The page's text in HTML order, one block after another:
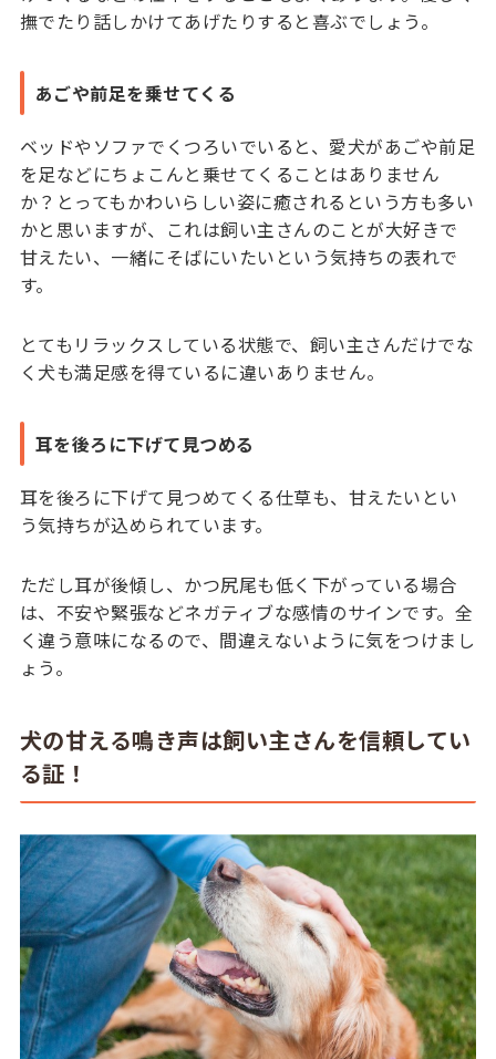
撫でたり話しかけてあげたりすると喜ぶでしょう。
あごや前足を乗せてくる
ベッドやソファでくつろいでいると、愛犬があごや前足
を足などにちょこんと乗せてくることはありません
か？とってもかわいらしい姿に癒されるという方も多い
かと思いますが、これは飼い主さんのことが大好きで
甘えたい、一緒にそばにいたいという気持ちの表れで
す。
とてもリラックスしている状態で、飼い主さんだけでな
く犬も満足感を得ているに違いありません。
耳を後ろに下げて見つめる
耳を後ろに下げて見つめてくる仕草も、甘えたいとい
う気持ちが込められています。
ただし耳が後傾し、かつ尻尾も低く下がっている場合
は、不安や緊張などネガティブな感情のサインです。全
く違う意味になるので、間違えないように気をつけまし
ょう。
犬の甘える鳴き声は飼い主さんを信頼してい
る証！